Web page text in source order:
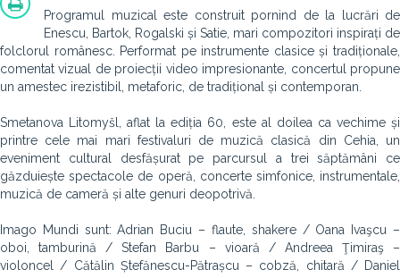
Programul muzical este construit pornind de la lucrări de
Enescu, Bartok, Rogalski și Satie, mari compozitori inspirați de
folclorul românesc. Performat pe instrumente clasice și tradiționale,
comentat vizual de proiecții video impresionante, concertul propune
un amestec irezistibil, metaforic, de tradițional și contemporan.
Smetanova Litomyšl, aflat la ediția 60, este al doilea ca vechime și
printre cele mai mari festivaluri de muzică clasică din Cehia, un
eveniment cultural desfășurat pe parcursul a trei săptămâni ce
găzduiește spectacole de operă, concerte simfonice, instrumentale,
muzică de cameră și alte genuri deopotrivă.
Imago Mundi sunt: Adrian Buciu – flaute, shakere / Oana Ivaşcu –
oboi, tamburină / Stefan Barbu – vioară / Andreea Ţimiraş –
violoncel / Cătălin Ștefănescu-Pătrașcu – cobză, chitară / Daniel